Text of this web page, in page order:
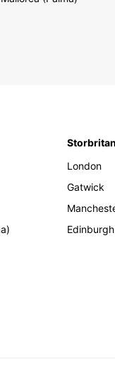
London
Gatwick
Edinburgh